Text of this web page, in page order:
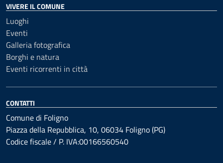
VIVERE IL COMUNE
Luoghi
Eventi
Galleria fotografica
Borghi e natura
Eventi ricorrenti in città
CONTATTI
Comune di Foligno
Piazza della Repubblica, 10, 06034 Foligno (PG)
Codice fiscale / P. IVA:00166560540